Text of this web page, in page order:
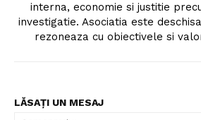
interna, economie si justitie
investigatie. Asociatia este
rezoneaza cu obiectivele si
LĂSAȚI UN MESAJ